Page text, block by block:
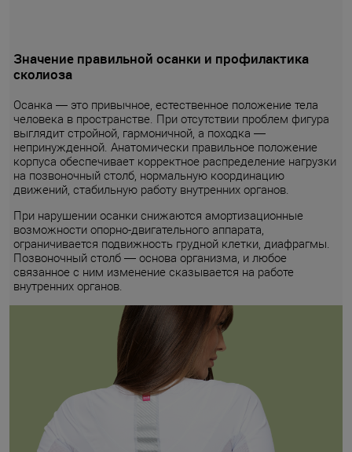
Значение правильной осанки и профилактика
сколиоза
Осанка — это привычное, естественное положение тела
человека в пространстве. При отсутствии проблем фигура
выглядит стройной, гармоничной, а походка —
непринужденной. Анатомически правильное положение
корпуса обеспечивает корректное распределение нагрузки
на позвоночный столб, нормальную координацию
движений, стабильную работу внутренних органов.
При нарушении осанки снижаются амортизационные
возможности опорно-двигательного аппарата,
ограничивается подвижность грудной клетки, диафрагмы.
Позвоночный столб — основа организма, и любое
связанное с ним изменение сказывается на работе
внутренних органов.